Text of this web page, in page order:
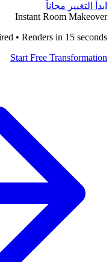
ابدأ التغيير مجاناً
Instant Room Makeover
• Renders in 15 seconds
Start Free Transformation